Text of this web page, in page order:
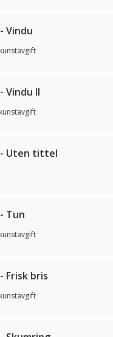
Vindu
Vindu II
- Uten tittel
Tun
Frisk bris